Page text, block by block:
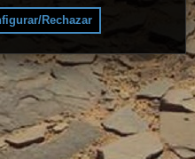
Rechazar